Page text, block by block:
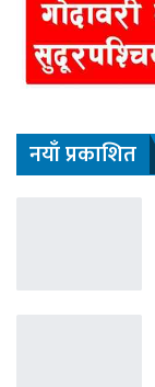
नयाँ प्रकाशित